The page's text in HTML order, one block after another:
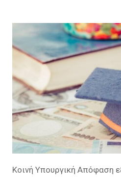
Κοινή Υπουργική Απόφαση